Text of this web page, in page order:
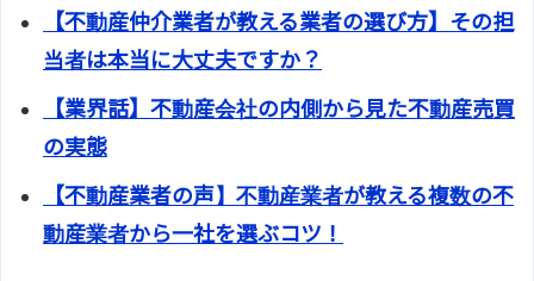
【不動産仲介業者が教える業者の選び方】その担
当者は本当に大丈夫ですか？
【業界話】不動産会社の内側から見た不動産売買
の実態
【不動産業者の声】不動産業者が教える複数の不
動産業者から一社を選ぶコツ！